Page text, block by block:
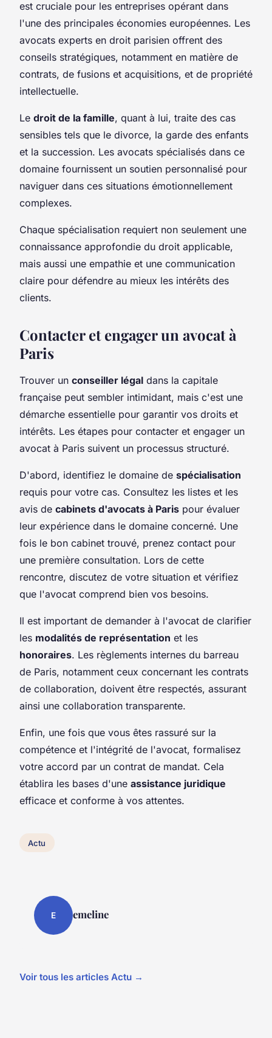
est cruciale pour les entreprises opérant dans
l'une des principales économies européennes. Les
avocats experts en droit parisien offrent des
conseils stratégiques, notamment en matière de
contrats, de fusions et acquisitions, et de propriété
intellectuelle.
Le droit de la famille, quant à lui, traite des cas
sensibles tels que le divorce, la garde des enfants
et la succession. Les avocats spécialisés dans ce
domaine fournissent un soutien personnalisé pour
naviguer dans ces situations émotionnellement
complexes.
Chaque spécialisation requiert non seulement une
connaissance approfondie du droit applicable,
mais aussi une empathie et une communication
claire pour défendre au mieux les intérêts des
clients.
Contacter et engager un avocat à
Paris
Trouver un conseiller légal dans la capitale
française peut sembler intimidant, mais c'est une
démarche essentielle pour garantir vos droits et
intérêts. Les étapes pour contacter et engager un
avocat à Paris suivent un processus structuré.
D'abord, identifiez le domaine de spécialisation
requis pour votre cas. Consultez les listes et les
avis de cabinets d'avocats à Paris pour évaluer
leur expérience dans le domaine concerné. Une
fois le bon cabinet trouvé, prenez contact pour
une première consultation. Lors de cette
rencontre, discutez de votre situation et vérifiez
que l'avocat comprend bien vos besoins.
Il est important de demander à l'avocat de clarifier
les modalités de représentation et les
honoraires. Les règlements internes du barreau
de Paris, notamment ceux concernant les contrats
de collaboration, doivent être respectés, assurant
ainsi une collaboration transparente.
Enfin, une fois que vous êtes rassuré sur la
compétence et l'intégrité de l'avocat, formalisez
votre accord par un contrat de mandat. Cela
établira les bases d'une assistance juridique
efficace et conforme à vos attentes.
Actu
E emeline
Voir tous les articles Actu →